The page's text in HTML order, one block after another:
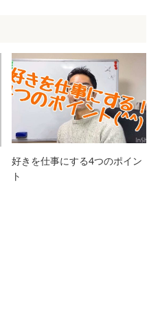
好きを仕事にする4つのポイン
ト